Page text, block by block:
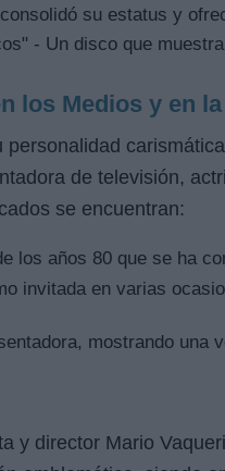
su estatus y
- Un disco que
los Medios y en
de televisión,
se encuentran:
los años 80 que se ha
invitada en varias
mostrando una
y director Mario